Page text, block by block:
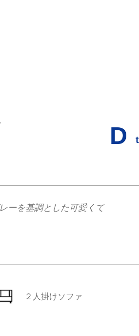
D
ーを基調とした可愛くて
​２人掛けソファ